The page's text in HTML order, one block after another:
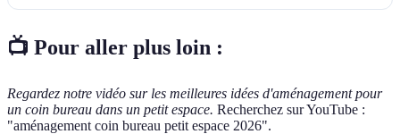
📺 Pour aller plus loin :
Regardez notre vidéo sur les meilleures idées d'aménagement pour
un coin bureau dans un petit espace. Recherchez sur YouTube :
"aménagement coin bureau petit espace 2026".